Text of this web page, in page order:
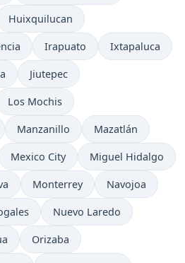
Huixquilucan
Irapuato Ixtapaluca
Jiutepec
Los Mochis
Manzanillo Mazatlán
Mexico City Miguel Hidalgo
Monterrey Navojoa
Nuevo Laredo
Orizaba